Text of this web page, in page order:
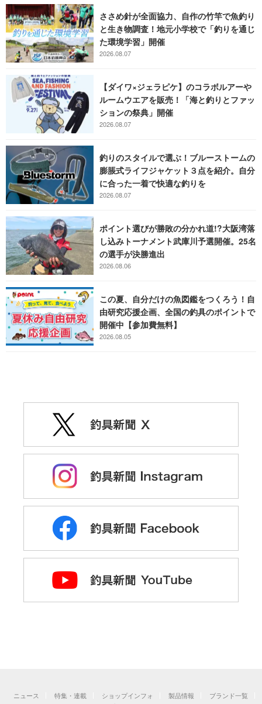
ささめ針が全面協力、自作の竹竿で魚釣り
と生き物調査！地元小学校で「釣りを通じ
た環境学習」開催
2026.08.07
【ダイワ×ジェラピケ】のコラボルアーや
ルームウエアを販売！「海と釣りとファッ
ションの祭典」開催
2026.08.07
釣りのスタイルで選ぶ！ブルーストームの
膨脹式ライフジャケット３点を紹介。自分
に合った一着で快適な釣りを
2026.08.07
ポイント選びが勝敗の分かれ道!?大阪湾落
し込みトーナメント武庫川予選開催。25名
の選手が決勝進出
2026.08.06
この夏、自分だけの魚図鑑をつくろう！自
由研究応援企画、全国の釣具のポイントで
開催中【参加費無料】
2026.08.05
ニュース 特集・連載 ショップインフォ 製品情報
ブランド一覧